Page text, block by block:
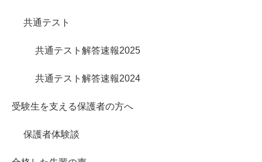
共通テスト
共通テスト解答速報2025
共通テスト解答速報2024
受験生を支える保護者の方へ
保護者体験談